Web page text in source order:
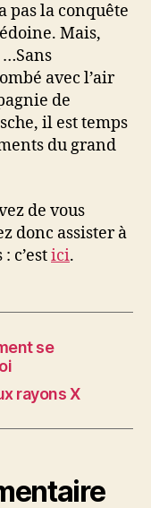
pas la conquête
Mais,
…Sans
avec l’air
de
il est temps
du grand
de vous
donc assister à
c’estici.
se
rayons X